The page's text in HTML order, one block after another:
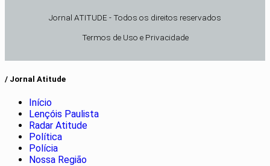
Jornal ATITUDE - Todos os direitos reservados
Termos de Uso e Privacidade
/ Jornal Atitude
Início
Lençóis Paulista
Radar Atitude
Política
Polícia
Nossa Região